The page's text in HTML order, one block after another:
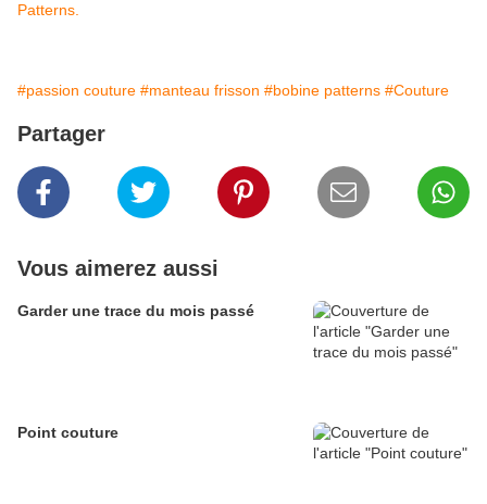
Patterns.
#passion couture #manteau frisson #bobine patterns #Couture
Partager
Vous aimerez aussi
Garder une trace du mois passé
Point couture